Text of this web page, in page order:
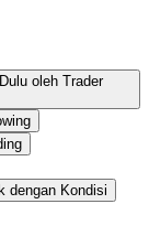
oleh Trader
dengan Kondisi